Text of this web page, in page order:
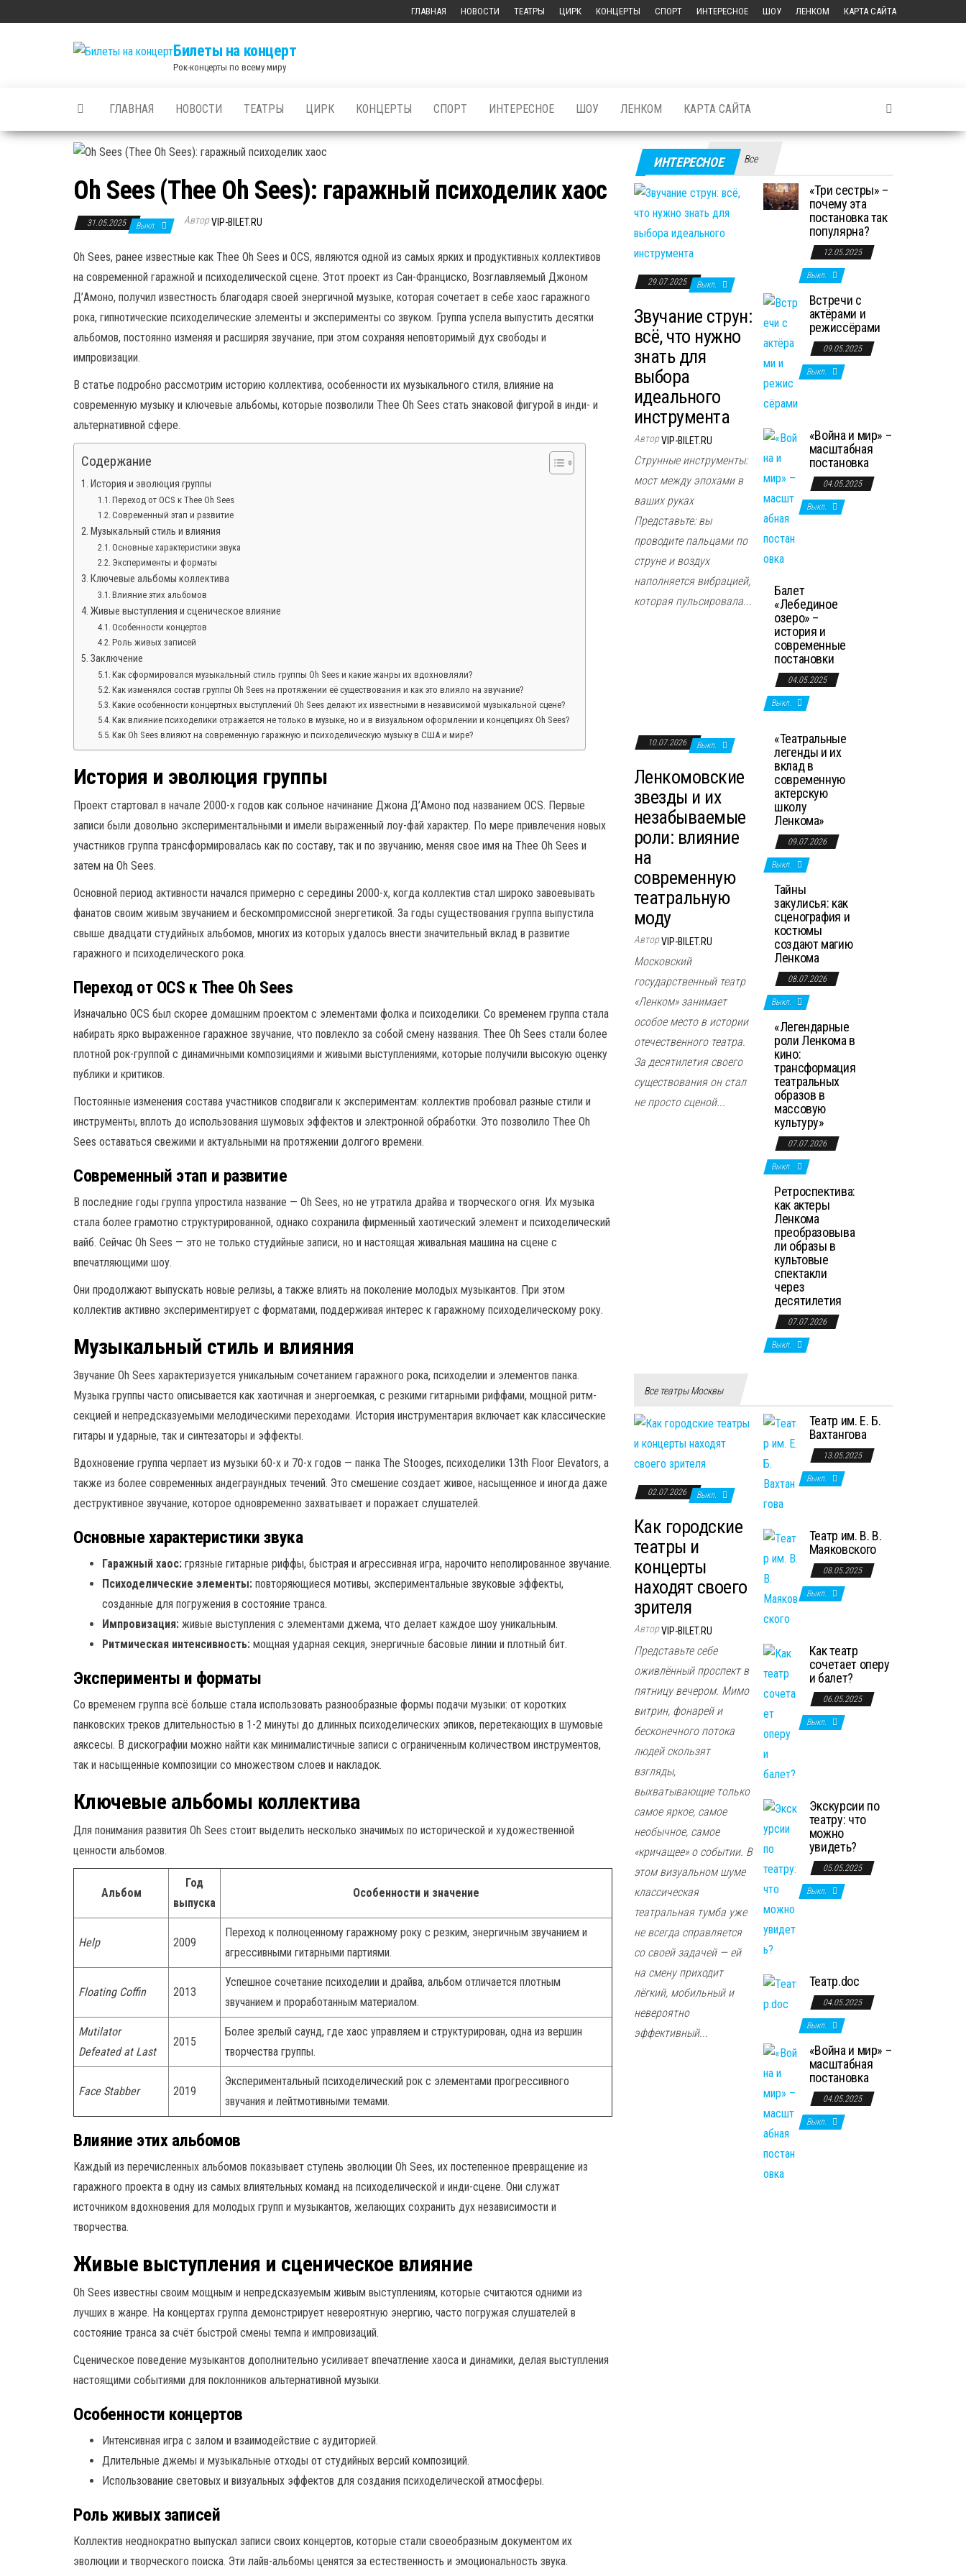
ГЛАВНАЯ НОВОСТИ ТЕАТРЫ ЦИРК КОНЦЕРТЫ СПОРТ ИНТЕРЕСНОЕ ШОУ ЛЕНКОМ КАРТА САЙТА
Билеты на концерт
Рок-концерты по всему миру
ГЛАВНАЯ НОВОСТИ ТЕАТРЫ ЦИРК КОНЦЕРТЫ СПОРТ ИНТЕРЕСНОЕ ШОУ ЛЕНКОМ КАРТА САЙТА
Oh Sees (Thee Oh Sees): гаражный психоделик хаос
31.05.2025 Выкл. АвторVIP-BILET.RU
Oh Sees, ранее известные как Thee Oh Sees и OCS, являются одной из самых ярких и продуктивных коллективов
на современной гаражной и психоделической сцене. Этот проект из Сан-Франциско, Возглавляемый Джоном
Д’Амоно, получил известность благодаря своей энергичной музыке, которая сочетает в себе хаос гаражного
рока, гипнотические психоделические элементы и эксперименты со звуком. Группа успела выпустить десятки
альбомов, постоянно изменяя и расширяя звучание, при этом сохраняя неповторимый дух свободы и
импровизации.
В статье подробно рассмотрим историю коллектива, особенности их музыкального стиля, влияние на
современную музыку и ключевые альбомы, которые позволили Thee Oh Sees стать знаковой фигурой в инди- и
альтернативной сфере.
Содержание
История и эволюция группы
Переход от OCS к Thee Oh Sees
Современный этап и развитие
Музыкальный стиль и влияния
Основные характеристики звука
Эксперименты и форматы
Ключевые альбомы коллектива
Влияние этих альбомов
Живые выступления и сценическое влияние
Особенности концертов
Роль живых записей
Заключение
Как сформировался музыкальный стиль группы Oh Sees и какие жанры их вдохновляли?
Как изменялся состав группы Oh Sees на протяжении её существования и как это влияло на звучание?
Какие особенности концертных выступлений Oh Sees делают их известными в независимой музыкальной сцене?
Как влияние психоделики отражается не только в музыке, но и в визуальном оформлении и концепциях Oh Sees?
Как Oh Sees влияют на современную гаражную и психоделическую музыку в США и мире?
История и эволюция группы
Проект стартовал в начале 2000-х годов как сольное начинание Джона Д’Амоно под названием OCS. Первые
записи были довольно экспериментальными и имели выраженный лоу-фай характер. По мере привлечения новых
участников группа трансформировалась как по составу, так и по звучанию, меняя свое имя на Thee Oh Sees и
затем на Oh Sees.
Основной период активности начался примерно с середины 2000-х, когда коллектив стал широко завоевывать
фанатов своим живым звучанием и бескомпромиссной энергетикой. За годы существования группа выпустила
свыше двадцати студийных альбомов, многих из которых удалось внести значительный вклад в развитие
гаражного и психоделического рока.
Переход от OCS к Thee Oh Sees
Изначально OCS был скорее домашним проектом с элементами фолка и психоделики. Со временем группа стала
набирать ярко выраженное гаражное звучание, что повлекло за собой смену названия. Thee Oh Sees стали более
плотной рок-группой с динамичными композициями и живыми выступлениями, которые получили высокую оценку
публики и критиков.
Постоянные изменения состава участников сподвигали к экспериментам: коллектив пробовал разные стили и
инструменты, вплоть до использования шумовых эффектов и электронной обработки. Это позволило Thee Oh
Sees оставаться свежими и актуальными на протяжении долгого времени.
Современный этап и развитие
В последние годы группа упростила название — Oh Sees, но не утратила драйва и творческого огня. Их музыка
стала более грамотно структурированной, однако сохранила фирменный хаотический элемент и психоделический
вайб. Сейчас Oh Sees — это не только студийные записи, но и настоящая живальная машина на сцене с
впечатляющими шоу.
Они продолжают выпускать новые релизы, а также влиять на поколение молодых музыкантов. При этом
коллектив активно экспериментирует с форматами, поддерживая интерес к гаражному психоделическому року.
Музыкальный стиль и влияния
Звучание Oh Sees характеризуется уникальным сочетанием гаражного рока, психоделии и элементов панка.
Музыка группы часто описывается как хаотичная и энергоемкая, с резкими гитарными риффами, мощной ритм-
секцией и непредсказуемыми мелодическими переходами. История инструментария включает как классические
гитары и ударные, так и синтезаторы и эффекты.
Вдохновение группа черпает из музыки 60-х и 70-х годов — панка The Stooges, психоделики 13th Floor Elevators, а
также из более современных андеграундных течений. Это смешение создает живое, насыщенное и иногда даже
деструктивное звучание, которое одновременно захватывает и поражает слушателей.
Основные характеристики звука
Гаражный хаос: грязные гитарные риффы, быстрая и агрессивная игра, нарочито неполированное звучание.
Психоделические элементы: повторяющиеся мотивы, экспериментальные звуковые эффекты,
созданные для погружения в состояние транса.
Импровизация: живые выступления с элементами джема, что делает каждое шоу уникальным.
Ритмическая интенсивность: мощная ударная секция, энергичные басовые линии и плотный бит.
Эксперименты и форматы
Со временем группа всё больше стала использовать разнообразные формы подачи музыки: от коротких
панковских треков длительностью в 1-2 минуты до длинных психоделических эпиков, перетекающих в шумовые
аяксесы. В дискографии можно найти как минималистичные записи с ограниченным количеством инструментов,
так и насыщенные композиции со множеством слоев и накладок.
Ключевые альбомы коллектива
Для понимания развития Oh Sees стоит выделить несколько значимых по исторической и художественной
ценности альбомов.
Альбом
Год
выпуска
Особенности и значение
Help 2009
Переход к полноценному гаражному року с резким, энергичным звучанием и
агрессивными гитарными партиями.
Floating Coffin 2013
Успешное сочетание психоделии и драйва, альбом отличается плотным
звучанием и проработанным материалом.
Mutilator
Defeated at Last
2015
Более зрелый саунд, где хаос управляем и структурирован, одна из вершин
творчества группы.
Face Stabber 2019
Экспериментальный психоделический рок с элементами прогрессивного
звучания и лейтмотивными темами.
Влияние этих альбомов
Каждый из перечисленных альбомов показывает ступень эволюции Oh Sees, их постепенное превращение из
гаражного проекта в одну из самых влиятельных команд на психоделической и инди-сцене. Они служат
источником вдохновения для молодых групп и музыкантов, желающих сохранить дух независимости и
творчества.
Живые выступления и сценическое влияние
Oh Sees известны своим мощным и непредсказуемым живым выступлениям, которые считаются одними из
лучших в жанре. На концертах группа демонстрирует невероятную энергию, часто погружая слушателей в
состояние транса за счёт быстрой смены темпа и импровизаций.
Сценическое поведение музыкантов дополнительно усиливает впечатление хаоса и динамики, делая выступления
настоящими событиями для поклонников альтернативной музыки.
Особенности концертов
Интенсивная игра с залом и взаимодействие с аудиторией.
Длительные джемы и музыкальные отходы от студийных версий композиций.
Использование световых и визуальных эффектов для создания психоделической атмосферы.
Роль живых записей
Коллектив неоднократно выпускал записи своих концертов, которые стали своеобразным документом их
эволюции и творческого поиска. Эти лайв-альбомы ценятся за естественность и эмоциональность звука.
ИНТЕРЕСНОЕ Все
29.07.2025 Выкл.
Звучание струн:
всё, что нужно
знать для
выбора
идеального
инструмента
АвторVIP-BILET.RU
Струнные инструменты:
мост между эпохами в
ваших руках
Представьте: вы
проводите пальцами по
струне и воздух
наполняется вибрацией,
которая пульсировала...
«Три сестры» –
почему эта
постановка так
популярна?
12.05.2025
Выкл.
Встречи с
актёрами и
режиссёрами
09.05.2025
Выкл.
«Война и мир» –
масштабная
постановка
04.05.2025
Выкл.
Балет
«Лебединое
озеро» –
история и
современные
постановки
04.05.2025
Выкл.
10.07.2026 Выкл.
Ленкомовские
звезды и их
незабываемые
роли: влияние
на
современную
театральную
моду
АвторVIP-BILET.RU
Московский
государственный театр
«Ленком» занимает
особое место в истории
отечественного театра.
За десятилетия своего
существования он стал
не просто сценой...
«Театральные
легенды и их
вклад в
современную
актерскую
школу
Ленкома»
09.07.2026
Выкл.
Тайны
закулисья: как
сценография и
костюмы
создают магию
Ленкома
08.07.2026
Выкл.
«Легендарные
роли Ленкома в
кино:
трансформация
театральных
образов в
массовую
культуру»
07.07.2026
Выкл.
Ретроспектива:
как актеры
Ленкома
преобразовыва
ли образы в
культовые
спектакли
через
десятилетия
07.07.2026
Выкл.
Все театры Москвы
02.07.2026 Выкл.
Как городские
театры и
концерты
находят своего
зрителя
АвторVIP-BILET.RU
Представьте себе
оживлённый проспект в
пятницу вечером. Мимо
витрин, фонарей и
бесконечного потока
людей скользят
взгляды,
выхватывающие только
самое яркое, самое
необычное, самое
«кричащее» о событии. В
этом визуальном шуме
классическая
театральная тумба уже
не всегда справляется
со своей задачей — ей
на смену приходит
лёгкий, мобильный и
невероятно
эффективный...
Театр им. Е. Б.
Вахтангова
13.05.2025
Выкл.
Театр им. В. В.
Маяковского
08.05.2025
Выкл.
Как театр
сочетает оперу
и балет?
06.05.2025
Выкл.
Экскурсии по
театру: что
можно
увидеть?
05.05.2025
Выкл.
Театр.doc
04.05.2025
Выкл.
«Война и мир» –
масштабная
постановка
04.05.2025
Выкл.